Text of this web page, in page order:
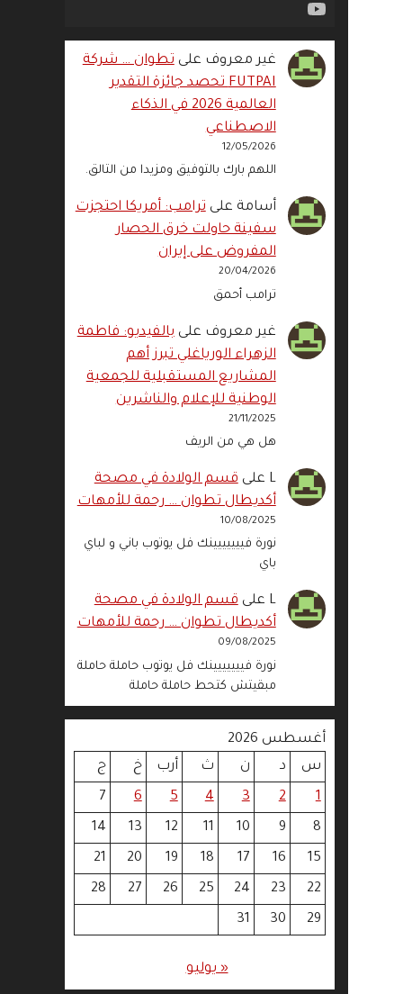
غير معروف علىتطوان … شركة
FUTPAI تحصد جائزة التقدير
العالمية 2026 في الذكاء
الاصطناعي
12/05/2026
اللهم بارك بالتوفيق ومزيدا من التالق.
أسامة علىترامب: أمريكا احتجزت
سفينة حاولت خرق الحصار
المفروض على إيران
20/04/2026
ترامب أحمق
غير معروف علىبالفيديو: فاطمة
الزهراء الورياغلي تبرز أهم
المشاريع المستقبلية للجمعية
الوطنية للإعلام والناشرين
21/11/2025
هل هي من الريف
L علىقسم الولادة في مصحة
أكديطال تطوان … رحمة للأمهات
10/08/2025
نورة فييييييينك فل يوتوب باني و لباي
باي
L علىقسم الولادة في مصحة
أكديطال تطوان … رحمة للأمهات
09/08/2025
نورة فييييييينك فل يوتوب حاملة حاملة
مبقيتش كتحط حاملة حاملة
أغسطس 2026
س
د ن ث أرب خ
ج
1
2
3
4
5
6
7
8
9
10
11
12
13
14
15
16
17
18
19
20
21
22
23
24
25
26
27
28
29
30
31
« يوليو